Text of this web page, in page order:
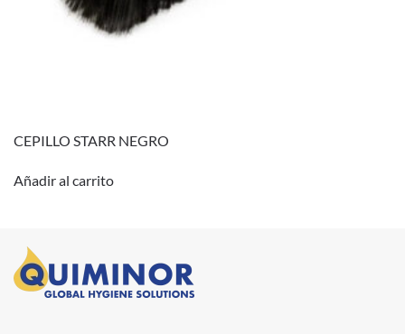
CEPILLO STARR NEGRO
Añadir al carrito